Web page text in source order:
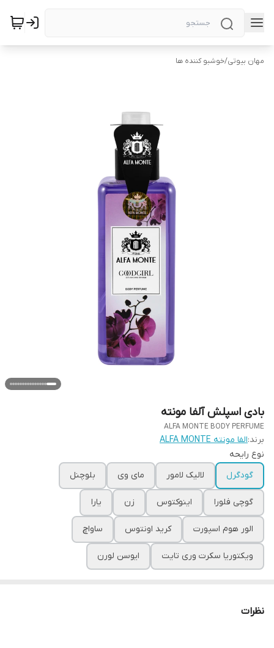
مهان بیوتی/خوشبو کننده ها
بادی اسپلش آلفا مونته
ALFA MONTE BODY PERFUME
برند:الفا مونته ALFA MONTE
نوع رایحه
گودگرل
لالیک لامور مای وی بلوچنل
گوچی فلورا اینوکتوس زن یارا
الور هوم اسپورت کرید اونتوس ساواچ
ویکتوریا سکرت وری تایت ایوسن لورن
نظرات